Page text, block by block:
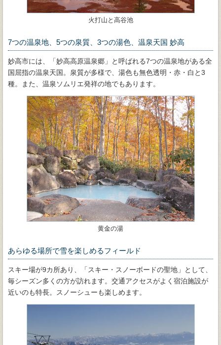
火打山と高谷池
7つの温泉地、5つの泉質、3つの湯色、温泉天国 妙高
妙高市には、「妙高高原温泉郷」と呼ばれる7つの温泉地がある全
国屈指の温泉天国。泉質が多様で、湯色も無色透明・赤・白と3
種。また、温泉ソムリエ発祥の地でもあります。
黄金の湯
あらゆる場所で雪を楽しめるフィールド
スキー場が9カ所あり、「スキー・スノーボードの聖地」として、
毎シーズン多くの方が訪れます。交通アクセスがよく宿泊施設が
近いのも特長。スノーシューも楽しめます。